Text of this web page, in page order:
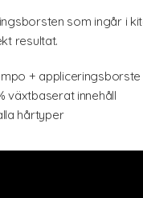
som ingår i
resultat.
+ appliceringsborste
växtbaserat innehåll
hårtyper